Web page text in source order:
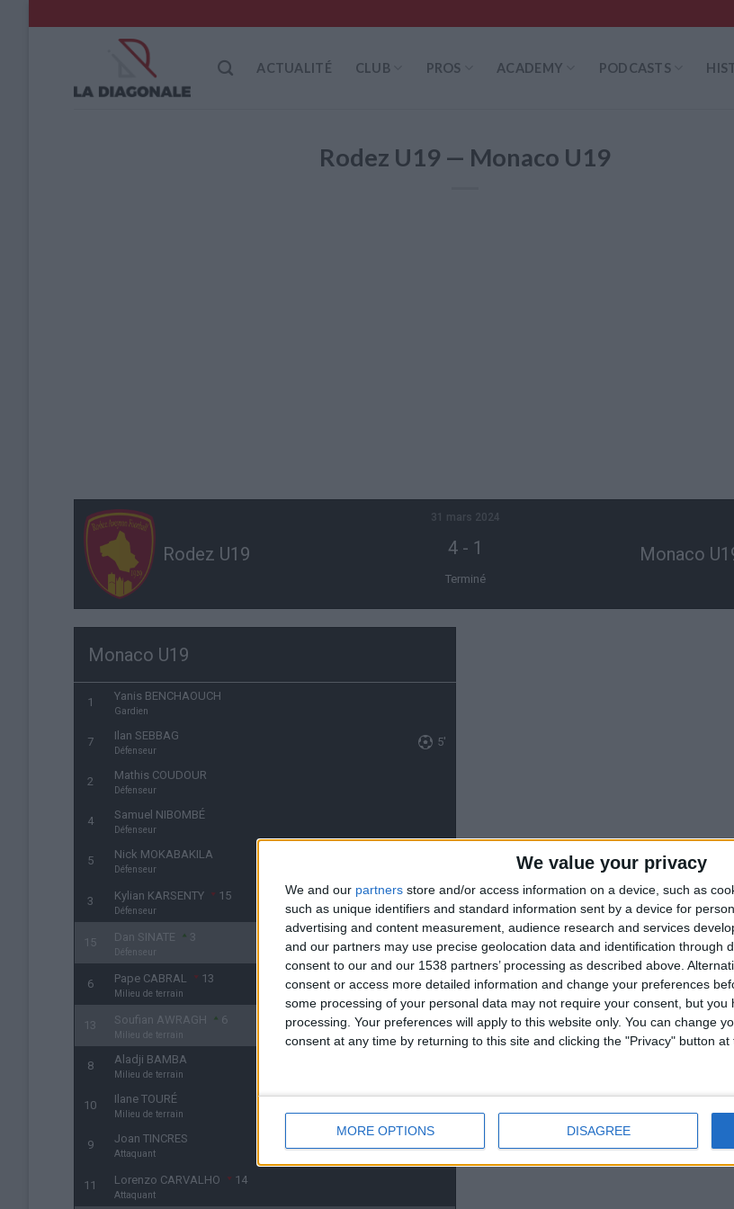
We value your privacy
We and our partners store and/or access information on a device, such as
such as unique identifiers and standard information sent by a device for
advertising and content measurement, audience research and services
and our partners may use precise geolocation data and identification through
consent to our and our 1538 partners’ processing as described above.
consent or access more detailed information and change your preferences
some processing of your personal data may not require your consent, but you
processing. Your preferences will apply to this website only. You can change
consent at any time by returning to this site and clicking the "Privacy" button at
MORE OPTIONS DISAGREE
to
ACTUALITÉ CLUB PROS ACADEMY PODCASTS
Rodez U19 — Monaco U19
Rodez U19 Monaco
31 mars 2024
4- 1
Terminé
Monaco U19
1 Yanis BENCHAOUCH
Gardien
7 Ilan SEBBAG
Défenseur
5'
2 Mathis COUDOUR
Défenseur
4 Samuel NIBOMBÉ
Défenseur
5 Nick MOKABAKILA
Défenseur
3 Kylian KARSENTY 15
Défenseur
15 Dan SINATE 3
Défenseur
6 Pape CABRAL 13
Milieu de terrain
13 Soufian AWRAGH 6
Milieu de terrain
8 Aladji BAMBA
Milieu de terrain
10 Ilane TOURÉ
Milieu de terrain
9 Joan TINCRES
Attaquant
11 Lorenzo CARVALHO 14
Attaquant